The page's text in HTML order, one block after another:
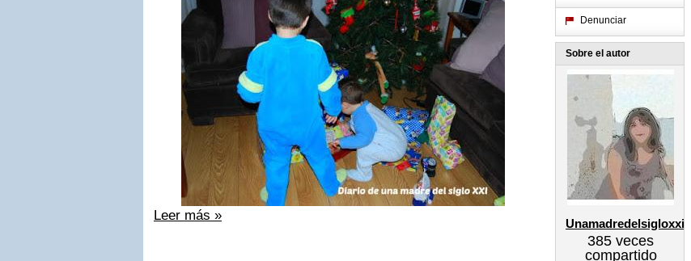
Leer más »
Denunciar
Sobre el autor
Unamadredelsigloxxi
385 veces
compartido